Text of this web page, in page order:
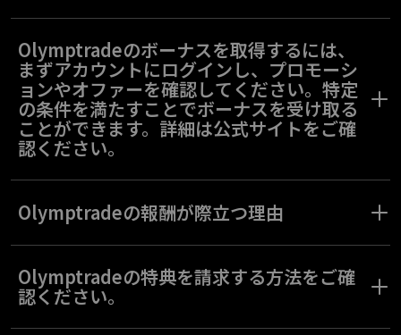
Olymptradeのボーナスを取得するには、
まずアカウントにログインし、プロモーシ
ョンやオファーを確認してください。特定
の条件を満たすことでボーナスを受け取る
ことができます。詳細は公式サイトをご確
認ください。
特典を手に入れましょう。Advancedステータスを取得するには、
口座通貨に応じて最低$500/€500、または100 USDTの入金が必要
です。Expertステータスを取得するには、最低$2000/€2000、ま
を行い、経験値を獲得することでステータスをアップグレードす
ることもできます。
Olymptradeの報酬が際立つ理由
めに、成功に合わせたユニークな特典を提供します。入金に基づ
くボーナスから、上級戦略やインジケーターのようなロイヤリテ
ィベースのツールまで、各リワードはトレード体験に価値を加え
るように設計されています。これらの機会を活用して、潜在能力
Olymptradeの特典を請求する方法をご確
認ください。